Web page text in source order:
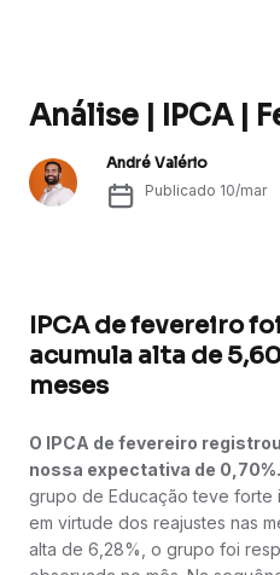
Análise | IPCA |
André Valério
Publicado 10/mar
IPCA de fevereiro
acumula alta de
meses
O IPCA de fevereiro
nossa expectativa de 0,70%.
grupo de Educação teve forte
em virtude dos reajustes nas
alta de 6,28%, o grupo foi